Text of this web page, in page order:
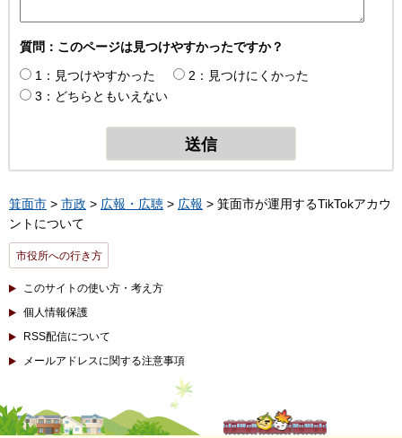
質問：このページは見つけやすかったですか？
1：見つけやすかった
2：見つけにくかった
3：どちらともいえない
箕面市 > 市政 > 広報・広聴 > 広報 > 箕面市が運用するTikTokアカウ
ントについて
市役所への行き方
このサイトの使い方・考え方
個人情報保護
RSS配信について
メールアドレスに関する注意事項